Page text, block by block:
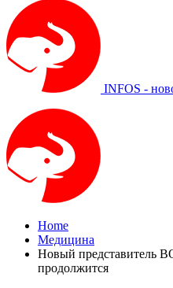
INFOS -
Home
Медицина
Новый представитель
продолжится